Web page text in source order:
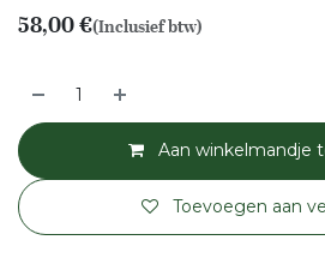
58,00€(Inclusief btw)
Aan winkelmandje
Toevoegen aan